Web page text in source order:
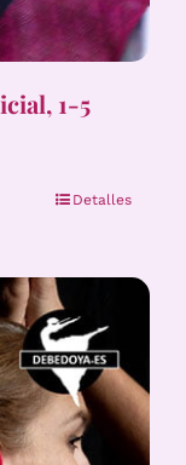
1-5
Detalles